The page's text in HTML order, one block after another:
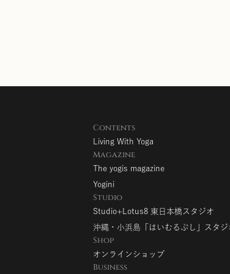
Contents
Living With Yoga
Magazine
The yogis magazine
Yogini
Studio
Studio+Lotus8 東日本橋スタジオ
沖縄・小浜島「はいむるぶし」スタジ
Shop
オンラインショップ
Business